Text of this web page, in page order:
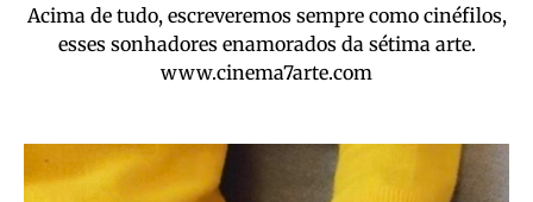
Acima de tudo, escreveremos sempre como cinéfilos,
esses sonhadores enamorados da sétima arte.
www.cinema7arte.com